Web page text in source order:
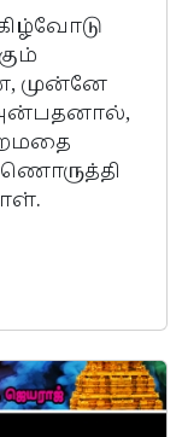
முன்னே